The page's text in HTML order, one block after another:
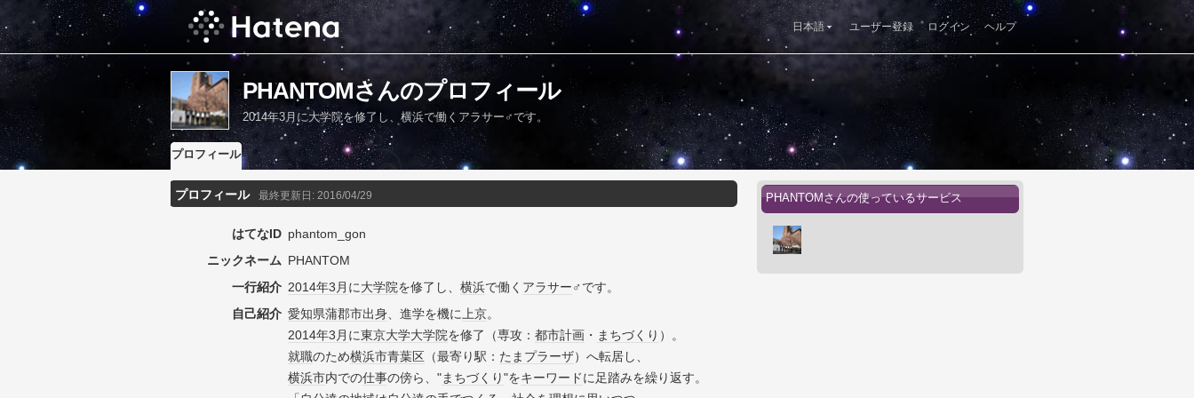
日本語 ユーザー登録 ログイン ヘルプ
PHANTOMさんのプロフィール
2014年3月に大学院を修了し、横浜で働くアラサー♂です。
プロフィール
プロフィール 最終更新日: 2016/04/29
はてなID phantom_gon
ニックネーム PHANTOM
一行紹介 2014年3月 に大学院を修了し、 横浜で働く アラサー♂です。
自己紹介 愛知県蒲郡市出身、進学を機に上京。
2014年3月 に東京大学大学院を修了（専攻： 都市計画 ・ まちづくり ）。
就職のため横浜市青葉区 （最寄り駅： たまプラーザ）へ転居し、
横浜市内での仕事の傍ら、"まちづくり"をキーワードに足踏みを繰り返す。
PHANTOMさんの使っているサービス